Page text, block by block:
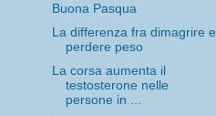
Buona Pasqua
La differenza fra dimagrire e
perdere peso
La corsa aumenta il
testosterone nelle
persone in ...